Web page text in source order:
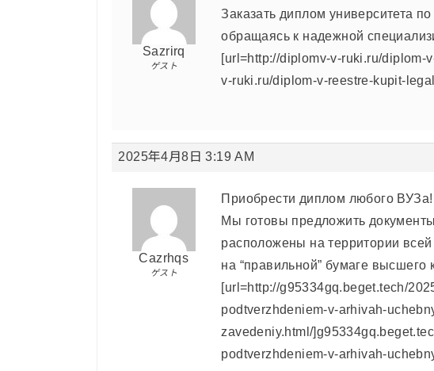
Sazrirq
ゲスト
Заказать диплом университета
обращаясь к надежной
[url=http://diplomv-v-ruki.ru/
v-ruki.ru/diplom-v-reestre-kupit-
2025年4月8日 3:19 AM
Cazrhqs
ゲスト
Приобрести диплом любого ВУЗа!
Мы готовы предложить
расположены на территории
на “правильной” бумаге высшего
[url=http://g95334gq.beget.tech/
podtverzhdeniem-v-arhivah-
zavedeniy.html/
podtverzhdeniem-v-arhivah-